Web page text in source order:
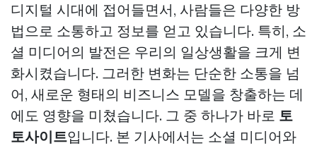
디지털 시대에 접어들면서, 사람들은 다양한 방
법으로 소통하고 정보를 얻고 있습니다. 특히, 소
셜 미디어의 발전은 우리의 일상생활을 크게 변
화시켰습니다. 그러한 변화는 단순한 소통을 넘
어, 새로운 형태의 비즈니스 모델을 창출하는 데
에도 영향을 미쳤습니다. 그 중 하나가 바로 토
토사이트입니다. 본 기사에서는 소셜 미디어와